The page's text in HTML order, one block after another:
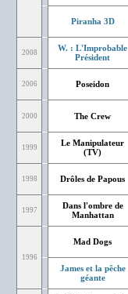
Piranha 3D
2008
W. : L'Improbable
Président
2006 Poseidon
2000 The Crew
1999
Le Manipulateur
(TV)
1998 Drôles de Papous
1997
Dans l'ombre de
Manhattan
1996
Mad Dogs
James et la pêche
géante